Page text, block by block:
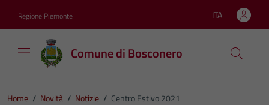
Regione Piemonte Lingua attiva:
ITA
Comune di Bosconero
Home / Novità / Notizie / Centro Estivo 2021